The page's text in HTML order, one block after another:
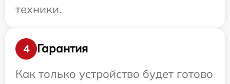
техники.
4
Гарантия
Как только устройство будет готово